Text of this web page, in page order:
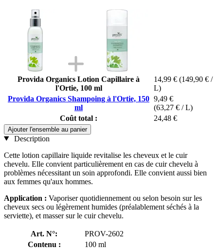
Provida Organics Lotion Capillaire à
l'Ortie, 100 ml
14,99 € (149,90 € /
L)
Provida Organics Shampoing à l'Ortie, 150
ml
9,49 €
(63,27 € / L)
Coût total :
24,48 €
Ajouter l'ensemble au panier
Description
Cette lotion capillaire liquide revitalise les cheveux et le cuir
chevelu. Elle convient particulièrement en cas de cuir chevelu à
problèmes nécessitant un soin approfondi. Elle convient aussi bien
aux femmes qu'aux hommes.
Application : Vaporiser quotidiennement ou selon besoin sur les
cheveux secs ou légèrement humides (préalablement séchés à la
serviette), et masser sur le cuir chevelu.
Art. N°:
PROV-2602
Contenu :
100 ml